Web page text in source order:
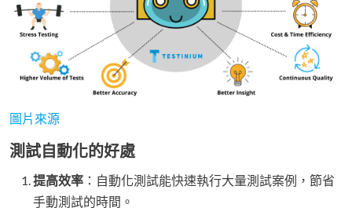
圖片來源
測試自動化的好處
提高效率 ：自動化測試能快速執行大量測試案例，節省
手動測試的時間。